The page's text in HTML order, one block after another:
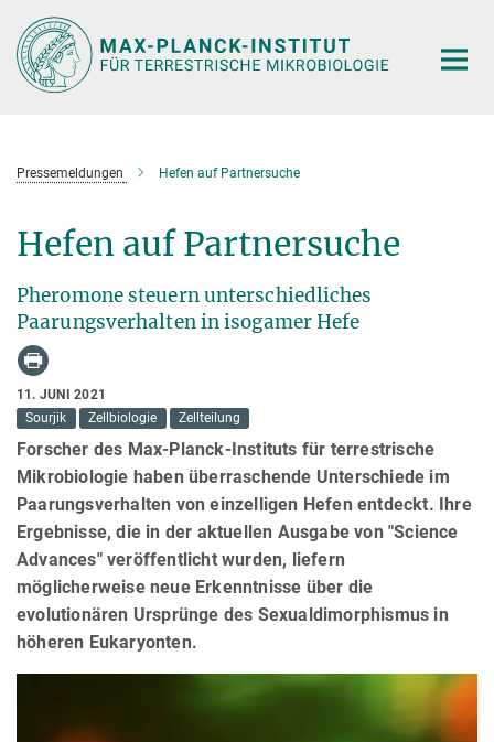
Hauptinhalt
Pressemeldungen Hefen auf Partnersuche
Hefen auf Partnersuche
Pheromone steuern unterschiedliches
Paarungsverhalten in isogamer Hefe
11. JUNI 2021
Sourjik
Zellbiologie Zellteilung
Forscher des Max-Planck-Instituts für terrestrische
Mikrobiologie haben überraschende Unterschiede im
Paarungsverhalten von einzelligen Hefen entdeckt. Ihre
Ergebnisse, die in der aktuellen Ausgabe von "Science
Advances" veröffentlicht wurden, liefern
möglicherweise neue Erkenntnisse über die
evolutionären Ursprünge des Sexualdimorphismus in
höheren Eukaryonten.